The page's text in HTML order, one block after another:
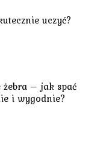
uczyć?
żebra – jak spać
i wygodnie?